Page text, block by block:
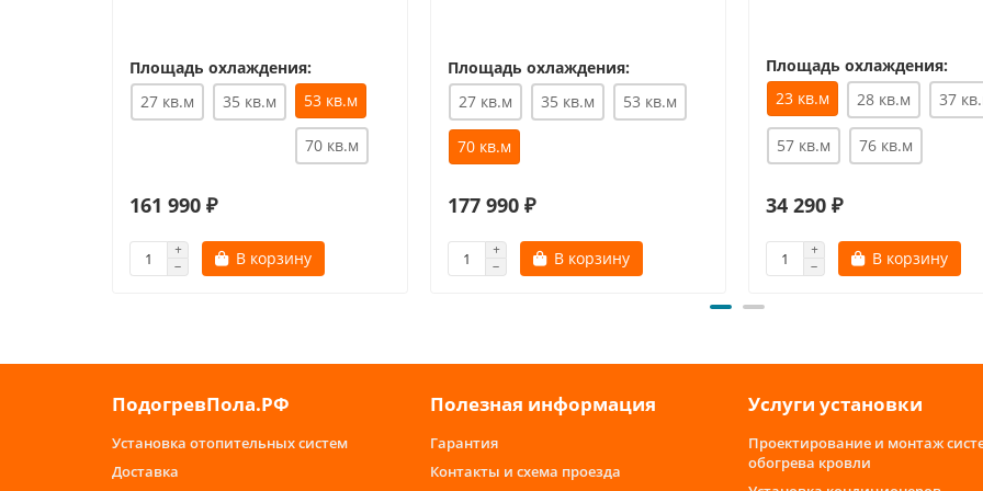
Площадь охлаждения:
27 кв.м
35 кв.м 53 кв.м
70 кв.м
161 990 ₽
В корзину
Площадь охлаждения:
27 кв.м
35 кв.м 53 кв.м
70 кв.м
177 990 ₽
В корзину
Площадь охлаждения:
23 кв.м
28 кв.м 37
57 кв.м 76 кв.м
34 290 ₽
В корзину
ПодогревПола.РФ
Установка отопительных систем
Доставка
Полезная информация
Гарантия
Контакты и схема проезда
Услуги установки
Проектирование и монтаж
обогрева кровли